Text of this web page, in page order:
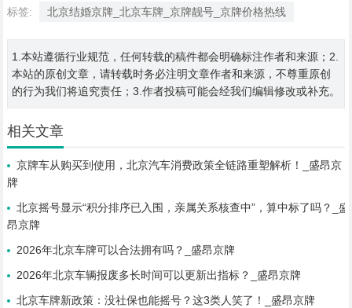
标签: 北京结婚京牌_北京车牌_京牌靓号_京牌价格热线
1.本站遵循行业规范，任何转载的稿件都会明确标注作者和来源；2.
本站的原创文章，请转载时务必注明文章作者和来源，不尊重原创
的行为我们将追究责任；3.作者投稿可能会经我们编辑修改或补充。
相关文章
京牌车从购买到使用，北京汽车消费政策全链路重塑解析！_盛昂京
牌
北京摇号显示“积分排序已入围，亲属关系核查中”，算中标了吗？_盛
昂京牌
2026年北京车牌可以合法拥有吗？_盛昂京牌
2026年北京车辆报废多长时间可以更新出指标？_盛昂京牌
北京车牌新政策：没社保也能摇号？这3类人笑了！_盛昂京牌